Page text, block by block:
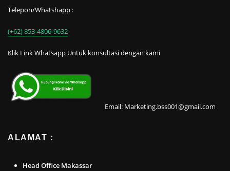
Telepon/Whatshapp :
(+62) 853-4806-9632
Klik Link Whatsapp Untuk konsultasi dengan kami
Email: Marketing.bss001@gmail.com
ALAMAT :
Head Office Makassar